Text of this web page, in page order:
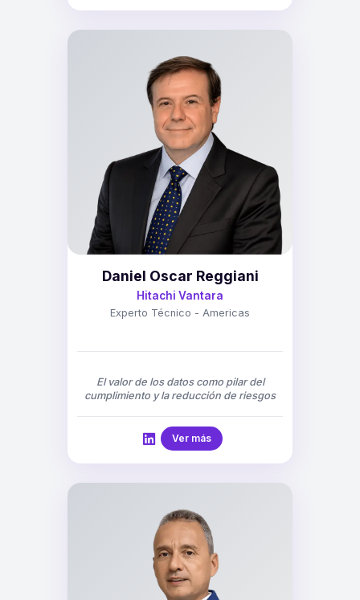
Daniel Oscar Reggiani
Hitachi Vantara
Experto Técnico - Americas
El valor de los datos como pilar del
cumplimiento y la reducción de riesgos
Ver más